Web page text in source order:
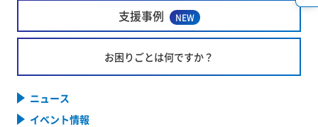
支援事例 NEW
お困りごとは何ですか？
ニュース
イベント情報